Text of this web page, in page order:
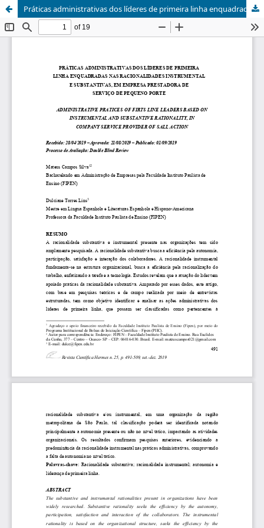
Práticas administrativas dos líderes de primeira linha enquadradas nas racionalidades instrumental e substantivas, em empresa prestadora de serviço de pequeno porte